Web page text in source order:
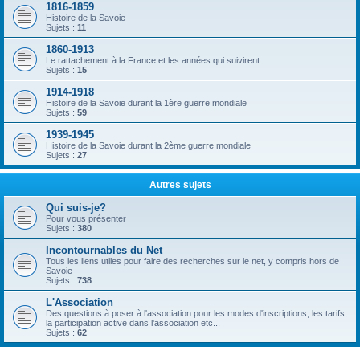
1816-1859
Histoire de la Savoie
Sujets : 11
1860-1913
Le rattachement à la France et les années qui suivirent
Sujets : 15
1914-1918
Histoire de la Savoie durant la 1ère guerre mondiale
Sujets : 59
1939-1945
Histoire de la Savoie durant la 2ème guerre mondiale
Sujets : 27
Autres sujets
Qui suis-je?
Pour vous présenter
Sujets : 380
Incontournables du Net
Tous les liens utiles pour faire des recherches sur le net, y compris hors de
Savoie
Sujets : 738
L'Association
Des questions à poser à l'association pour les modes d'inscriptions, les tarifs,
la participation active dans l'association etc...
Sujets : 62